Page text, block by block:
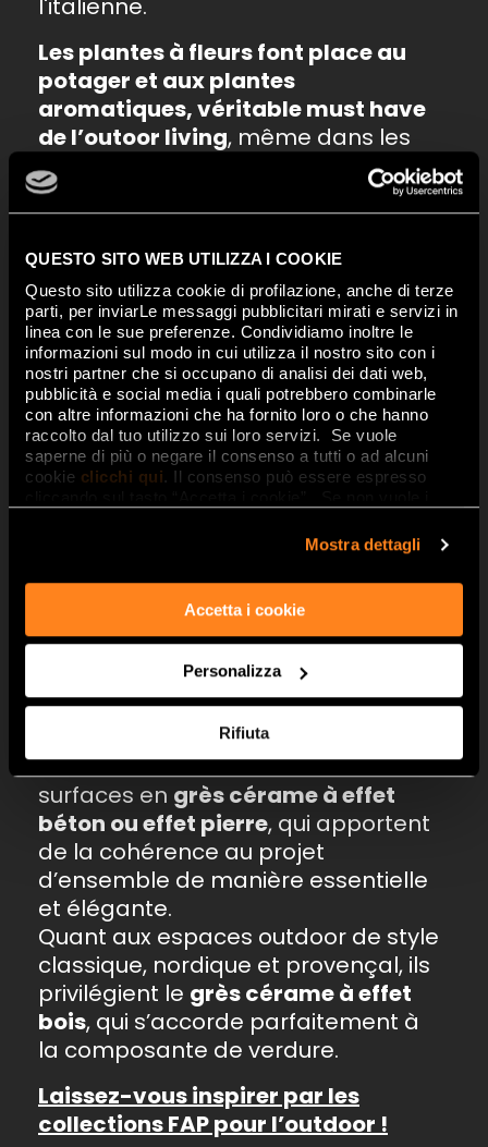
QUESTO SITO WEB UTILIZZA I COOKIE
Questo sito utilizza cookie di profilazione, anche di terze
parti, per inviarLe messaggi pubblicitari mirati e servizi in
linea con le sue preferenze. Condividiamo inoltre le
informazioni sul modo in cui utilizza il nostro sito con i
nostri partner che si occupano di analisi dei dati web,
pubblicità e social media i quali potrebbero combinarle
con altre informazioni che ha fornito loro o che hanno
raccolto dal tuo utilizzo sui loro servizi. Se vuole
saperne di più o negare il consenso a tutti o ad alcuni
cookie clicchi qui. Il consenso può essere espresso
Mostra dettagli
Accetta i cookie
Personalizza
Rifiuta
l'italienne.
Les plantes à fleurs font place au
potager et aux plantes
aromatiques, véritable must have
de l’outoor living, même dans les
petits espaces et sur les terrasses,
où l’on peut opter pour des jardins
flottants et un potager vertical tout
aussi suggestifs.
L’éclairage est tamisé et relaxant,
accordé au style du mobilier et de
préférence à énergie solaire.
La solution idéale pour les sols est
le grès céramequi – grâce à la
haute technologie et à la
polyvalence du matériau – parvient
à garantir en même temps beauté,
dans les espaces exposés aux
intempéries, sur les surfaces à fort
piétinement et où l’eau règne en
maître, comme dans la zone
Dans les jardins et terrasses au look
minimaliste, industriel et vintage,
conviennent idéalement les
surfaces en grès cérame à effet
béton ou effet pierre, qui apportent
de la cohérence au projet
d’ensemble de manière essentielle
et élégante.
Quant aux espaces outdoor de style
classique, nordique et provençal, ils
privilégient le grès cérame à effet
bois, qui s’accorde parfaitement à
la composante de verdure.
Laissez-vous inspirer par les
collections FAP pour l’outdoor !